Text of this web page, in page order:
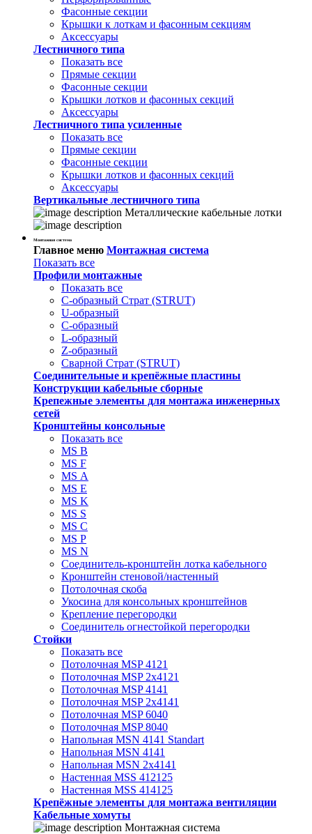
Фасонные секции
Крышки к лоткам и фасонным секциям
Аксессуары
Лестничного типа
Показать все
Прямые секции
Фасонные секции
Крышки лотков и фасонных секций
Аксессуары
Лестничного типа усиленные
Показать все
Прямые секции
Фасонные секции
Крышки лотков и фасонных секций
Аксессуары
Вертикальные лестничного типа
Металлические кабельные лотки
Монтажная система
Главное меню Монтажная система
Показать все
Профили монтажные
Показать все
С-образный Страт (STRUT)
U-образный
С-образный
L-образный
Z-образный
Сварной Страт (STRUT)
Соединительные и крепёжные пластины
Конструкции кабельные сборные
Крепежные элементы для монтажа инженерных
сетей
Кронштейны консольные
Показать все
MS В
MS F
MS А
MS Е
MS K
MS S
MS C
MS P
MS N
Соединитель-кронштейн лотка кабельного
Кронштейн стеновой/настенный
Потолочная скоба
Укосина для консольных кронштейнов
Крепление перегородки
Соединитель огнестойкой перегородки
Стойки
Показать все
Потолочная MSP 4121
Потолочная MSP 2х4121
Потолочная MSP 4141
Потолочная MSP 2х4141
Потолочная MSP 6040
Потолочная MSP 8040
Напольная MSN 4141 Standart
Напольная MSN 4141
Напольная MSN 2х4141
Настенная MSS 412125
Настенная MSS 414125
Крепёжные элементы для монтажа вентиляции
Кабельные хомуты
Монтажная система